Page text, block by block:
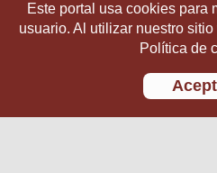
Este portal usa cookies para
usuario. Al utilizar nuestro
Política de